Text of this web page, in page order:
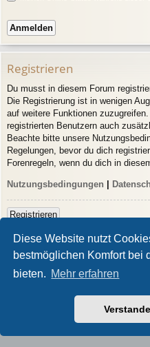
Diese Website nutzt
bestmöglichen Komfort bei
bieten. Mehr erfahren
Registrieren
Du musst in diesem Forum
Die Registrierung ist in wenigen
auf weitere Funktionen
registrierten Benutzern auch
Beachte bitte unsere
Regelungen, bevor du dich
Forenregeln, wenn du dich in
Nutzungsbedingungen |
Registrieren
Home Alle
Powered byphpBB
Datenschutz|